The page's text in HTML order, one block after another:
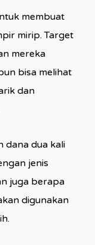
membuat
mirip. Target
mereka
bisa melihat
dan
dana dua kali
jenis
juga berapa
digunakan